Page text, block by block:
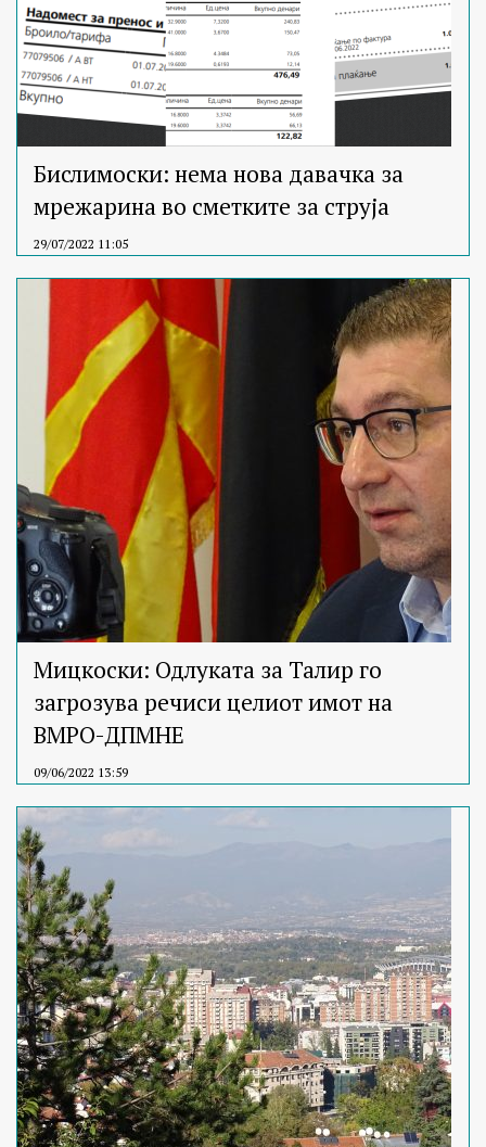
Бислимоски: нема нова давачка за
мрежарина во сметките за струја
29/07/2022 11:05
Мицкоски: Одлуката за Талир го
загрозува речиси целиот имот на
ВМРО-ДПМНЕ
09/06/2022 13:59